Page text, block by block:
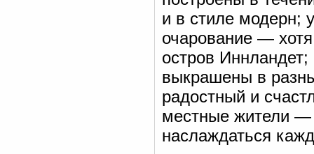
и в стиле модерн;
очарование —
остров
выкрашены в
радостный и
местные жители —
наслаждаться